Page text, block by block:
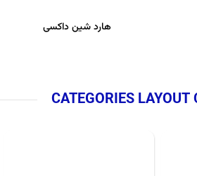
هارد شین داکسی
CATEGORIES LAYOUT